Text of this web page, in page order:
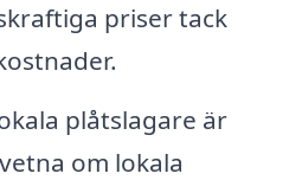
priser tack
plåtslagare är
om lokala